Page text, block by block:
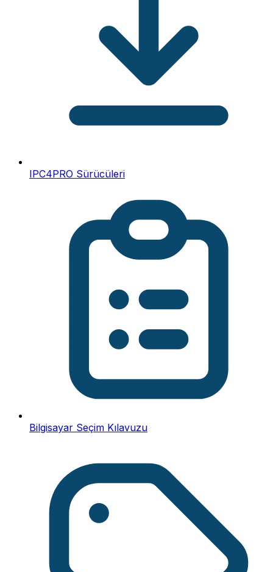
IPC4PRO Sürücüleri
Bilgisayar Seçim Kılavuzu